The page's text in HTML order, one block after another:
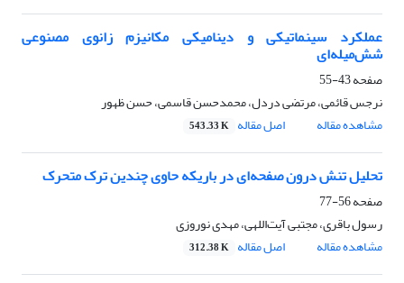
عملکرد سینماتیکی و دینامیکی مکانیزم زانوی مصنوعی
شش‌میله‌ای
صفحه43-55
نرجس قائمی، مرتضی دردل، محمدحسن قاسمی، حسن ظهور
مشاهده مقاله
اصل مقاله 543.33 K
تحلیل تنش درون صفحه‌ای در باریکه حاوی چندین ترک متحرک
صفحه56-77
رسول باقری، مجتبی آیت‌اللهی، مهدی نوروزی
مشاهده مقاله
اصل مقاله 312.38 K